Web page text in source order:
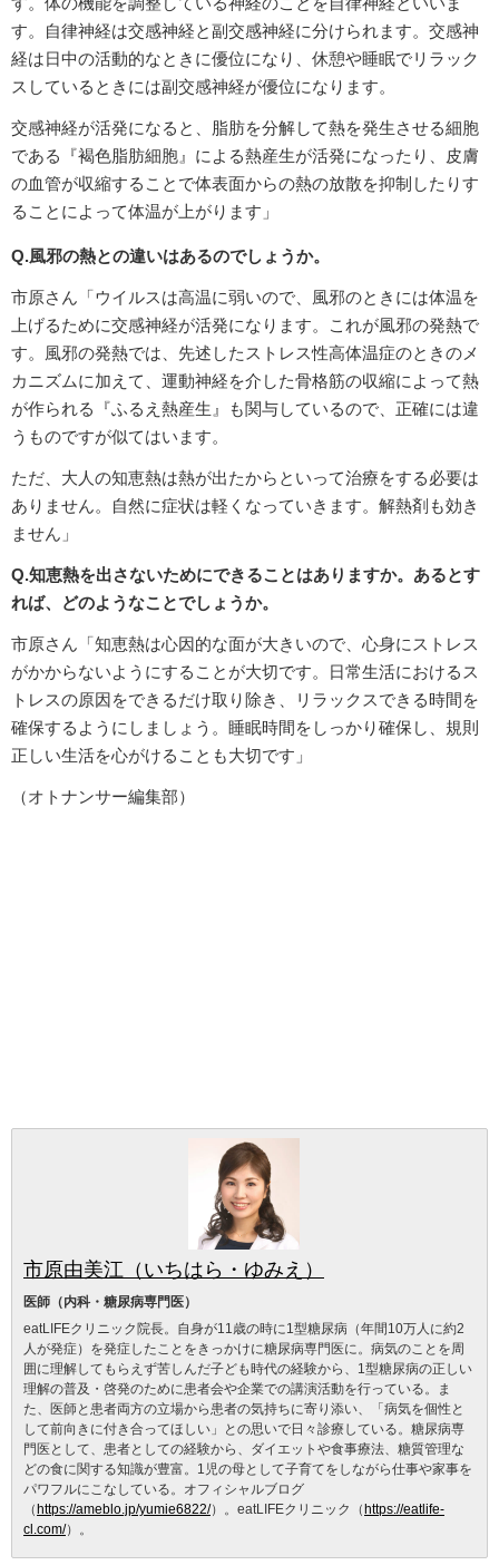
す。自律神経は交感神経と副交感神経に分けられます。交感神
経は日中の活動的なときに優位になり、休憩や睡眠でリラック
スしているときには副交感神経が優位になります。
交感神経が活発になると、脂肪を分解して熱を発生させる細胞
である『褐色脂肪細胞』による熱産生が活発になったり、皮膚
の血管が収縮することで体表面からの熱の放散を抑制したりす
ることによって体温が上がります」
Q.風邪の熱との違いはあるのでしょうか。
市原さん「ウイルスは高温に弱いので、風邪のときには体温を
上げるために交感神経が活発になります。これが風邪の発熱で
す。風邪の発熱では、先述したストレス性高体温症のときのメ
カニズムに加えて、運動神経を介した骨格筋の収縮によって熱
が作られる『ふるえ熱産生』も関与しているので、正確には違
うものですが似てはいます。
ただ、大人の知恵熱は熱が出たからといって治療をする必要は
ありません。自然に症状は軽くなっていきます。解熱剤も効き
ません」
Q.知恵熱を出さないためにできることはありますか。あるとす
れば、どのようなことでしょうか。
市原さん「知恵熱は心因的な面が大きいので、心身にストレス
がかからないようにすることが大切です。日常生活におけるス
トレスの原因をできるだけ取り除き、リラックスできる時間を
確保するようにしましょう。睡眠時間をしっかり確保し、規則
正しい生活を心がけることも大切です」
（オトナンサー編集部）
市原由美江（いちはら・ゆみえ）
医師（内科・糖尿病専門医）
eatLIFEクリニック院長。自身が11歳の時に1型糖尿病（年間10万人に約2
人が発症）を発症したことをきっかけに糖尿病専門医に。病気のことを周
囲に理解してもらえず苦しんだ子ども時代の経験から、1型糖尿病の正しい
理解の普及・啓発のために患者会や企業での講演活動を行っている。ま
た、医師と患者両方の立場から患者の気持ちに寄り添い、「病気を個性と
して前向きに付き合ってほしい」との思いで日々診療している。糖尿病専
門医として、患者としての経験から、ダイエットや食事療法、糖質管理な
どの食に関する知識が豊富。1児の母として子育てをしながら仕事や家事を
パワフルにこなしている。オフィシャルブログ
（ https://ameblo.jp/yumie6822/）。eatLIFEクリニック（ https://eatlife-
cl.com/）。